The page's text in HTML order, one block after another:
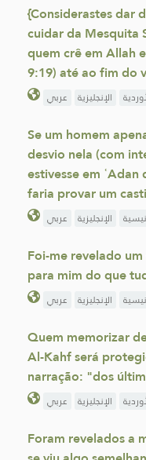
{Considerastes dar
cuidar da Mesquita
quem crê em Allah
9:19) até ao fim do
عربي الإنجليزية
Se um homem
desvio nela (com
estivesse em
faria provar um
عربي الإنجليزية
Foi-me revelado
para mim do que
عربي الإنجليزية
Quem memorizar
Al-Kahf será
narração: "dos
عربي الإنجليزية
Foram revelados a